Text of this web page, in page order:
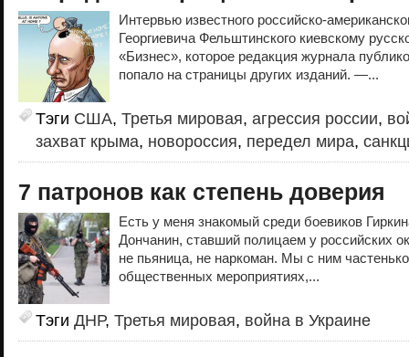
Интервью известного российско-
Георгиевича Фельштинского киевскому
«Бизнес», которое редакция журнала
попало на страницы других изданий. —...
Тэги США, Третья мировая, агрессия россии,
захват крыма, новороссия, передел мира,
7 патронов как степень доверия
Есть у меня знакомый среди боевиков
Дончанин, ставший полицаем у российских
не пьяница, не наркоман. Мы с ним
общественных мероприятиях,...
Тэги ДНР, Третья мировая, война в Украине